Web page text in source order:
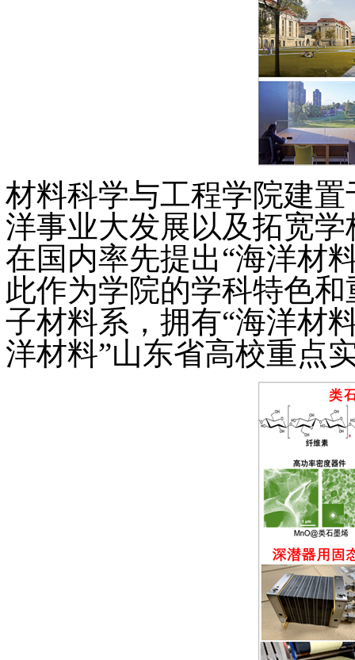
材料科学与工程学院建
洋事业大发展以及拓宽
在国内率先提出“海洋材
此作为学院的学科特色
子材料系，拥有“海洋材
洋材料”山东省高校重点